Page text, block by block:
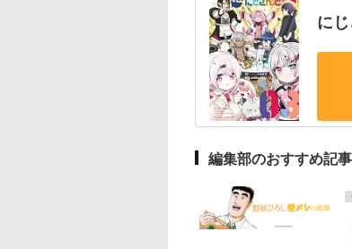
にじ
編集部のおすすめ記事